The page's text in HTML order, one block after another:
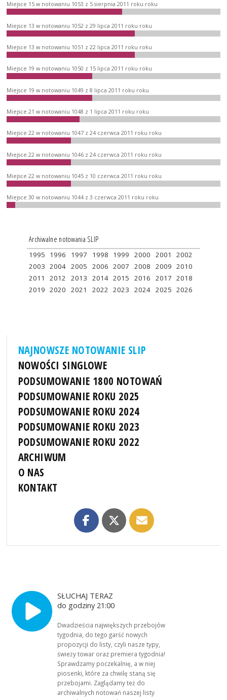
Miejsce 15 w notowaniu 1053 z 5 sierpnia 2011 roku roku
Miejsce 13 w notowaniu 1052 z 29 lipca 2011 roku roku
Miejsce 13 w notowaniu 1051 z 22 lipca 2011 roku roku
Miejsce 19 w notowaniu 1050 z 15 lipca 2011 roku roku
Miejsce 19 w notowaniu 1049 z 8 lipca 2011 roku roku
Miejsce 21 w notowaniu 1048 z 1 lipca 2011 roku roku
Miejsce 22 w notowaniu 1047 z 24 czerwca 2011 roku roku
Miejsce 22 w notowaniu 1046 z 24 czerwca 2011 roku roku
Miejsce 22 w notowaniu 1045 z 10 czerwca 2011 roku roku
Miejsce 30 w notowaniu 1044 z 3 czerwca 2011 roku roku
Archiwalne notowania SLIP
1995 1996 1997 1998 1999 2000 2001
2002
2003 2004 2005 2006 2007 2008 2009 2010
2011
2012 2013 2014 2015 2016 2017 2018
2019 2020 2021 2022 2023 2024 2025 2026
NAJNOWSZE NOTOWANIE SLIP
NOWOŚCI SINGLOWE
PODSUMOWANIE 1800 NOTOWAŃ
PODSUMOWANIE ROKU 2025
PODSUMOWANIE ROKU 2024
PODSUMOWANIE ROKU 2023
PODSUMOWANIE ROKU 2022
ARCHIWUM
O NAS
KONTAKT
SŁUCHAJ TERAZ
do godziny 21:00
Dwadzieścia największych przebojów
tygodnia, do tego garść nowych
propozycji do listy, czyli nasze typy,
świeży towar oraz premiera tygodnia!
Sprawdzamy poczekalnię, a w niej
piosenki, które za chwilę staną się
przebojami. Zaglądamy też do
archiwalnych notowań naszej listy